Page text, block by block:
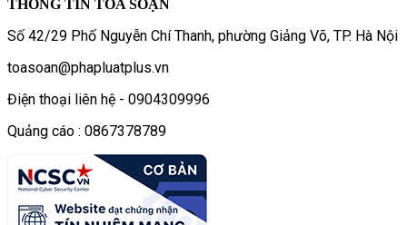
THÔNG TIN TÒA SOẠN
Số 42/29 Phố Nguyễn Chí Thanh, phường Giảng Võ, TP. Hà Nội
toasoan@phapluatplus.vn
Điện thoại liên hệ - 0904309996
Quảng cáo : 0867378789